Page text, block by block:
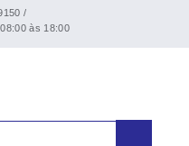
/
08:00 às 18:00